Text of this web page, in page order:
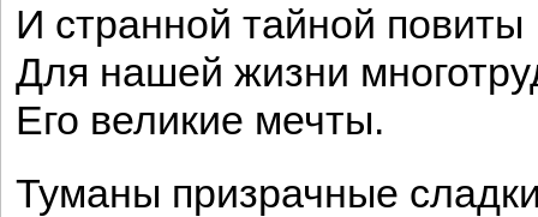
И странной тайной повиты
Для нашей жизни
Его великие мечты.
Туманы призрачные